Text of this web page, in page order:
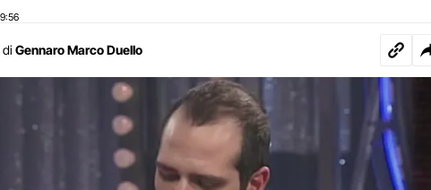
9:56
di Gennaro Marco Duello